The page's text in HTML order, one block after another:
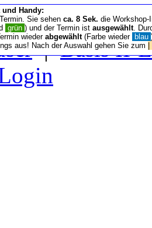
Nutzung|
|Basis
Handy:
Sie sehen ca. 8 Sek. die Workshop-
grün ) und der Termin ist ausgewählt.
wieder abgewählt(Farbe wieder blau
aus! Nach der Auswahl gehen Sie zum